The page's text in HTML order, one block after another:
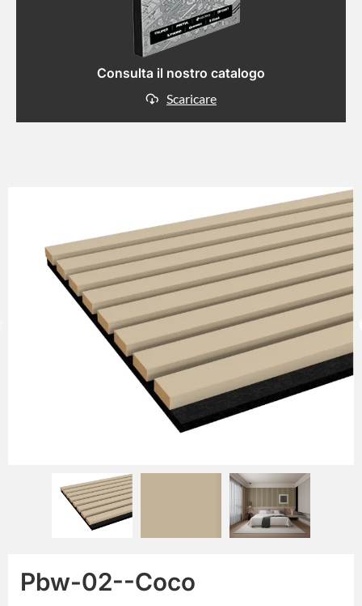
Consulta il nostro catalogo
Scaricare
Pbw-02--Coco